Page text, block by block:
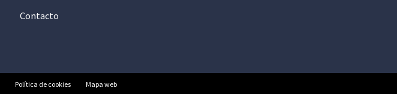
Contacto
Política de cookies Mapa web